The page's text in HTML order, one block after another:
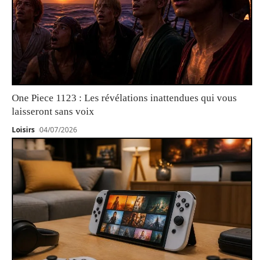
One Piece 1123 : Les révélations inattendues qui vous
laisseront sans voix
Loisirs 04/07/2026